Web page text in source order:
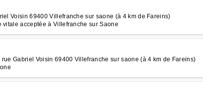
Voisin 69400 Villefranche sur saone (à 4 km de Fareins)
acceptée à Villefranche sur Saone
Gabriel Voisin 69400 Villefranche sur saone (à 4 km de Fareins)